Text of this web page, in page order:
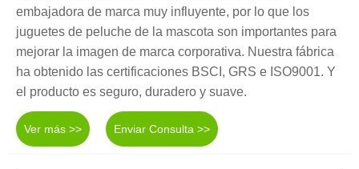
embajadora de marca muy influyente, por lo que los
juguetes de peluche de la mascota son importantes para
mejorar la imagen de marca corporativa. Nuestra fábrica
ha obtenido las certificaciones BSCI, GRS e ISO9001. Y
el producto es seguro, duradero y suave.
Ver más >> Enviar Consulta >>